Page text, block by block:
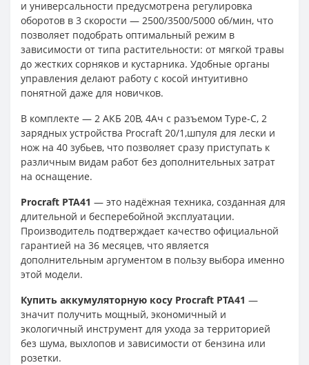
и универсальности предусмотрена регулировка
оборотов в 3 скорости — 2500/3500/5000 об/мин, что
позволяет подобрать оптимальный режим в
зависимости от типа растительности: от мягкой травы
до жестких сорняков и кустарника. Удобные органы
управления делают работу с косой интуитивно
понятной даже для новичков.
В комплекте — 2 АКБ 20В, 4Ач с разъемом Type-C, 2
зарядных устройства Procraft 20/1,шпуля для лески и
нож на 40 зубьев, что позволяет сразу приступать к
различным видам работ без дополнительных затрат
на оснащение.
Procraft PTA41 — это надёжная техника, созданная для
длительной и бесперебойной эксплуатации.
Производитель подтверждает качество официальной
гарантией на 36 месяцев, что является
дополнительным аргументом в пользу выбора именно
этой модели.
Купить аккумуляторную косу Procraft PTA41 —
значит получить мощный, экономичный и
экологичный инструмент для ухода за территорией
без шума, выхлопов и зависимости от бензина или
розетки.